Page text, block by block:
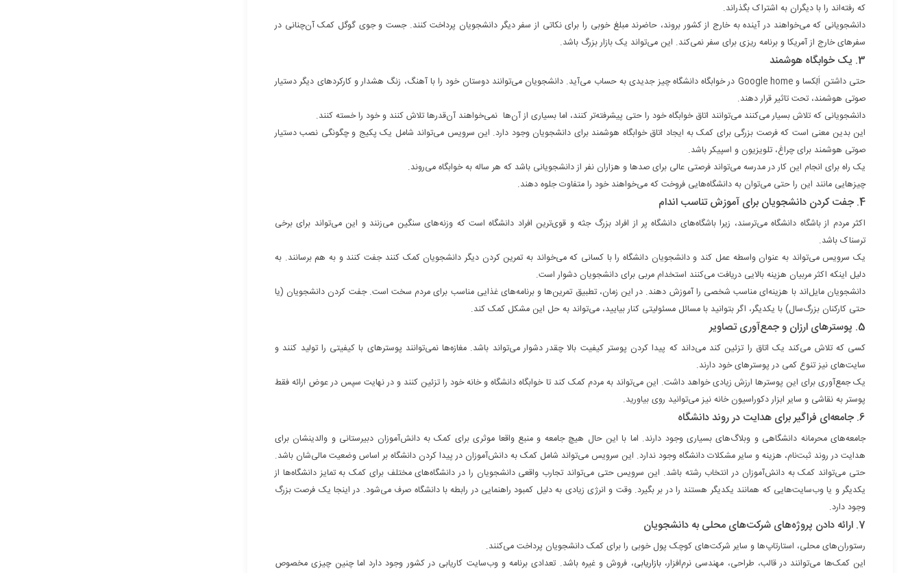
که رفته‌اند را با دیگران به اشتراک بگذراند.
دانشجویانی که می‌خواهند در آینده به خارج از کشور بروند، حاضرند مبلغ خوبی را برای نکاتی از سفر دیگر دانشجویان پرداخت کنند. جست و جوی گوگل کمک آن‌چنانی در
سفرهای خارج از آمریکا و برنامه ریزی برای سفر نمی‌کند. این می‌تواند یک بازار بزرگ باشد.
3. یک خوابگاه هوشمند
حتی داشتن اَلِکسا و Google home در خوابگاه دانشگاه چیز جدیدی به حساب می‌آید. دانشجویان می‌توانند دوستان خود را با آهنگ، زنگ هشدار و کارکرد‌های دیگر دستیار
صوتی هوشمند، تحت تاثیر قرار دهند.
دانشجویانی که تلاش بسیار می‌‎کنند می‌توانند اتاق خوابگاه خود را حتی پیشرفته‌تر کنند، اما بسیاری از آن‌ها نمی‌خواهند آن‌قدرها تلاش کنند و خود را خسته کنند.
این بدین معنی است که فرصت بزرگی برای کمک به ایجاد اتاق خوابگاه هوشمند برای دانشجویان وجود دارد. این سرویس می‌تواند شامل یک پکیج و چگونگی نصب دستیار
صوتی هوشمند برای چراغ، تلویزیون و اسپیکر باشد.
یک راه برای انجام این کار در مدرسه می‌تواند فرصتی عالی برای صدها و هزاران نفر از دانشجویانی باشد که هر ساله به خوابگاه می‌روند.
چیزهایی مانند این را حتی می‌توان به دانشگاه‌هایی فروخت که می‌خواهند خود را متفاوت جلوه دهند.
4. جفت کردن دانشجویان برای آموزش تناسب اندام
اکثر مردم از باشگاه دانشگاه می‌ترسند، زیرا باشگاه‌های دانشگاه پر از افراد بزرگ جثه و قوی‌ترین افراد دانشگاه است که وزنه‌های سنگین می‌زنند و این می‌تواند برای برخی
ترسناک باشد.
یک سرویس می‌تواند به عنوان واسطه عمل کند و دانشجویان دانشگاه‌ را با کسانی که می‌خواند به تمرین کردن دیگر دانشجویان کمک کنند جفت کنند و به هم برسانند. به
دلیل اینکه اکثر مربیان هزینه بالایی دریافت می‌کنند استخدام مربی برای دانشجویان دشوار است.
دانشجویان مایل‌اند با هزینه‌ای مناسب شخصی را آموزش دهند. در این زمان، تطبیق تمرین‌ها و برنامه‌های غذایی مناسب برای مردم سخت است. جفت کردن دانشجویان (یا
حتی کارکنان بزرگ‌سال) با یکدیگر، اگر بتوانید با مسائل مسئولیتی کنار بیایید، می‌تواند به حل این مشکل کمک کند.
5. پوسترهای ارزان و جمع‌آوری تصاویر
کسی که تلاش می‌کند یک اتاق را تزئین کند می‌داند که پیدا کردن پوستر کیفیت بالا چقدر دشوار می‌تواند باشد. مغازه‌ها نمی‌توانند پوسترهای با کیفیتی را تولید کنند و
سایت‌های نیز تنوع کمی در پوسترهای خود دارند.
یک جمع‌آوری برای این پوسترها ارزش زیادی خواهد داشت. این می‌تواند به مردم کمک کند تا خوابگاه دانشگاه و خانه خود را تزئین کنند و در نهایت سپس در عوض ارائه فقط
پوستر به نقاشی و سایر ابزار دکوراسیون خانه‌ نیز می‌توانید روی بیاورید.
6. جامعه‌ای فراگیر برای هدایت در روند دانشگاه
جامعه‌های محرمانه دانشگاهی و وبلاگ‌های بسیاری وجود دارند. اما با این‌ حال هیچ جامعه و منبع واقعا موثری برای کمک به دانش‌آموزان دبیرستانی و والدینشان برای
هدایت در روند ثبت‌نام، هزینه و سایر مشکلات دانشگاه وجود ندارد. این سرویس می‌تواند شامل کمک به دانش‌آموزان در پیدا کردن دانشگاه بر اساس وضعیت مالی‌شان باشد.
حتی می‌تواند کمک به دانش‌آموزان در انتخاب رشته باشد. این سرویس حتی می‌تواند تجارب واقعی دانشجویان را در دانشگاه‌های مختلف برای کمک به تمایز دانشگاه‌ها از
یکدیگر و یا وب‌سایت‌هایی که همانند یکدیگر هستند را در بر بگیرد. وقت و انرژی زیادی به دلیل کمبود راهنمایی در رابطه با دانشگاه صرف می‌شود. در اینجا یک فرصت بزرگ
وجود دارد.
7. ارائه دادن پروژه‌های شرکت‌های محلی به دانشجویان
رستوران‌های محلی، استارتاپ‌ها و سایر شرکت‌های کوچک پول خوبی را برای کمک دانشجویان پرداخت می‌کنند.
این کمک‌ها می‌توانند در قالب، طراحی، مهندسی نرم‌افزار،بازاریابی، فروش و غیره باشد. تعدادی برنامه‌ و وب‌سایت کاریابی در کشور وجود دارد اما چنین چیزی مخصوص